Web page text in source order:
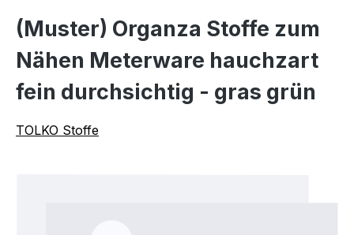
(Muster) Organza Stoffe zum
Nähen Meterware hauchzart
fein durchsichtig - gras grün
TOLKO Stoffe